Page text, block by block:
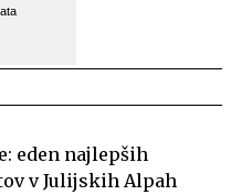
eden najlepših
v Julijskih Alpah